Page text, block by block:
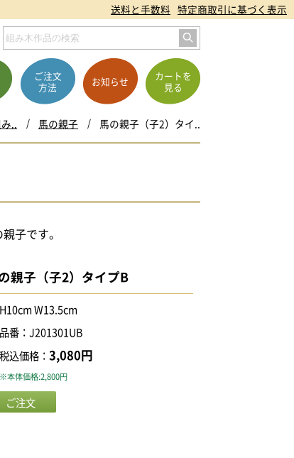
送料と手数料 特定商取引に基づく表示
ご注文
方法
お知らせ
カートを
見る
.. 馬の親子 馬の親子（子2）タイ..
子です。
親子（子2）タイプB
H10cm W13.5cm
品番：J201301UB
税込価格： 3,080円
※本体価格:2,800円